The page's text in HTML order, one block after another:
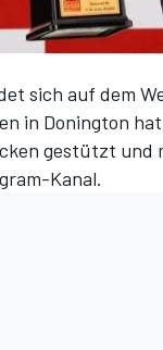
sich auf dem
in Donington
gestützt und
Kanal.